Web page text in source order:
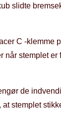
slidte
C -klemme
når stemplet er
de
at stemplet